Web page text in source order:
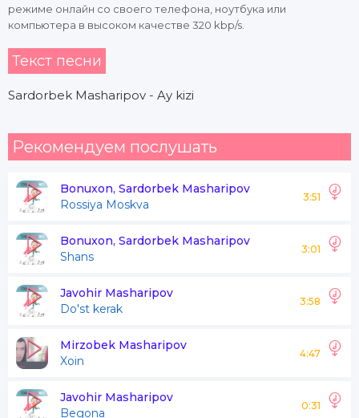
режиме онлайн со своего телефона, ноутбука или
компьютера в высоком качестве 320 kbp/s.
Текст песни
Sardorbek Masharipov - Ay kizi
Рекомендуем послушать
Bonuxon, Sardorbek Masharipov
Rossiya Moskva
3:51
Bonuxon, Sardorbek Masharipov
Shans
3:01
Javohir Masharipov
Do'st kerak
3:58
Mirzobek Masharipov
Xoin
4:47
Javohir Masharipov
Begona
0:31